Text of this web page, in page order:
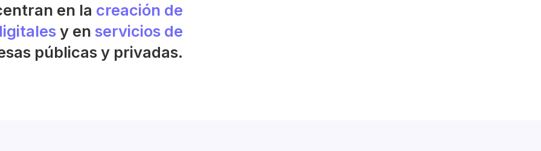
en la creación de
y enservicios de
públicas y privadas.